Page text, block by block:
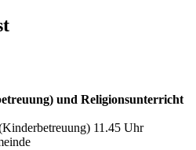
und Religionsunterricht
11.45 Uhr